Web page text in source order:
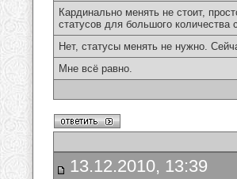
Кардинально менять не стоит,
статусов для большого количества
Нет, статусы менять не нужно.
Мне всё равно.
13.12.2010, 13:39